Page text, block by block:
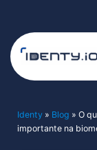
Identy» Blog » O
importante na